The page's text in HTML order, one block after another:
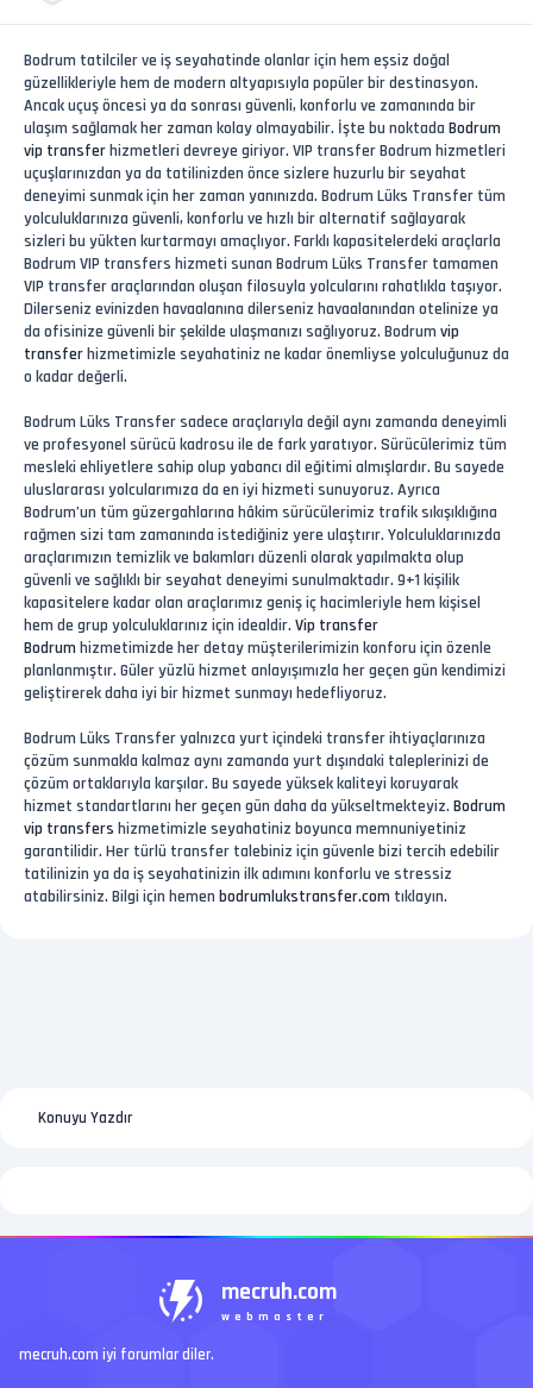
Bodrum tatilciler ve iş seyahatinde olanlar için hem eşsiz doğal
güzellikleriyle hem de modern altyapısıyla popüler bir destinasyon.
Ancak uçuş öncesi ya da sonrası güvenli, konforlu ve zamanında bir
ulaşım sağlamak her zaman kolay olmayabilir. İşte bu noktada Bodrum
vip transferhizmetleri devreye giriyor. VIP transfer Bodrum hizmetleri
uçuşlarınızdan ya da tatilinizden önce sizlere huzurlu bir seyahat
deneyimi sunmak için her zaman yanınızda. Bodrum Lüks Transfer tüm
yolculuklarınıza güvenli, konforlu ve hızlı bir alternatif sağlayarak
sizleri bu yükten kurtarmayı amaçlıyor. Farklı kapasitelerdeki araçlarla
Bodrum VIP transfers hizmeti sunan Bodrum Lüks Transfer tamamen
VIP transfer araçlarından oluşan filosuyla yolcularını rahatlıkla taşıyor.
Dilerseniz evinizden havaalanına dilerseniz havaalanından otelinize ya
da ofisinize güvenli bir şekilde ulaşmanızı sağlıyoruz. Bodrum vip
transferhizmetimizle seyahatiniz ne kadar önemliyse yolculuğunuz da
o kadar değerli.
Bodrum Lüks Transfer sadece araçlarıyla değil aynı zamanda deneyimli
ve profesyonel sürücü kadrosu ile de fark yaratıyor. Sürücülerimiz tüm
mesleki ehliyetlere sahip olup yabancı dil eğitimi almışlardır. Bu sayede
uluslararası yolcularımıza da en iyi hizmeti sunuyoruz. Ayrıca
Bodrum’un tüm güzergahlarına hâkim sürücülerimiz trafik sıkışıklığına
rağmen sizi tam zamanında istediğiniz yere ulaştırır. Yolculuklarınızda
araçlarımızın temizlik ve bakımları düzenli olarak yapılmakta olup
güvenli ve sağlıklı bir seyahat deneyimi sunulmaktadır. 9+1 kişilik
kapasitelere kadar olan araçlarımız geniş iç hacimleriyle hem kişisel
hem de grup yolculuklarınız için idealdir. Vip transfer
Bodrum hizmetimizde her detay müşterilerimizin konforu için özenle
planlanmıştır. Güler yüzlü hizmet anlayışımızla her geçen gün kendimizi
geliştirerek daha iyi bir hizmet sunmayı hedefliyoruz.
Bodrum Lüks Transfer yalnızca yurt içindeki transfer ihtiyaçlarınıza
çözüm sunmakla kalmaz aynı zamanda yurt dışındaki taleplerinizi de
çözüm ortaklarıyla karşılar. Bu sayede yüksek kaliteyi koruyarak
hizmet standartlarını her geçen gün daha da yükseltmekteyiz. Bodrum
vip transfers hizmetimizle seyahatiniz boyunca memnuniyetiniz
garantilidir. Her türlü transfer talebiniz için güvenle bizi tercih edebilir
tatilinizin ya da iş seyahatinizin ilk adımını konforlu ve stressiz
atabilirsiniz. Bilgi için hemen bodrumlukstransfer.com tıklayın.
Konuyu Yazdır
mecruh.com
webmaster
mecruh.com iyi forumlar diler.